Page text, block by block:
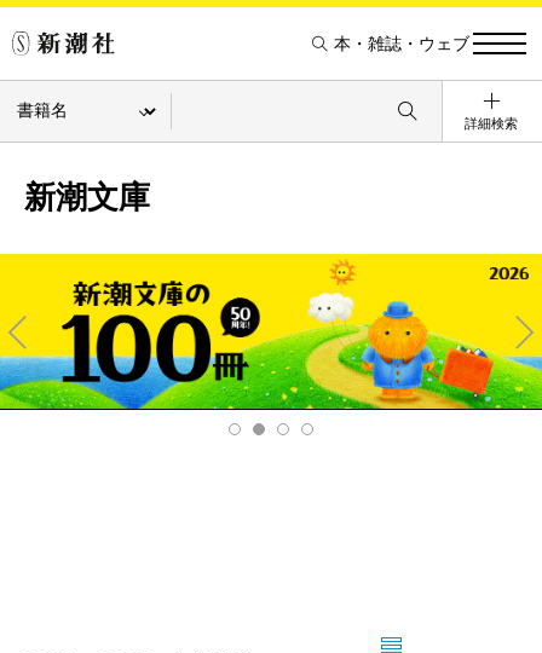
本・雑誌・ウェブ
詳細検索
新潮文庫
Pre
v
Ne
xt